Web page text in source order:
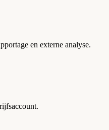
en externe analyse.